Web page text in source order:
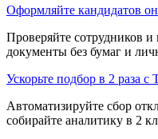
Оформляйте кандидатов
Проверяйте сотрудников
документы без бумаг и
Ускорьте подбор в 2 раза с
Автоматизируйте сбор
собирайте аналитику в 2